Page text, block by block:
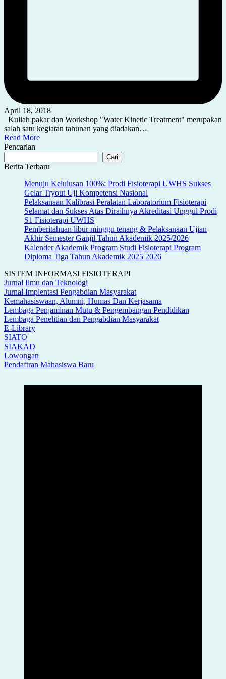
April 18, 2018
Kuliah pakar dan Workshop "Water Kinetic Treatment" merupakan
salah satu kegiatan tahunan yang diadakan…
Read More
Pencarian
Cari
Berita Terbaru
Menuju Kelulusan 100%: Prodi Fisioterapi UWHS Sukses
Gelar Tryout Uji Kompetensi Nasional
Pelaksanaan Kalibrasi Peralatan Laboratorium Fisioterapi
Selamat dan Sukses Atas Diraihnya Akreditasi Unggul Prodi
S1 Fisioterapi UWHS
Pemberitahuan libur minggu tenang & Pelaksanaan Ujian
Akhir Semester Ganjil Tahun Akademik 2025/2026
Kalender Akademik Program Studi Fisioterapi Program
Diploma Tiga Tahun Akademik 2025 2026
SISTEM INFORMASI FISIOTERAPI
Jurnal Ilmu dan Teknologi
Jurnal Implentasi Pengabdian Masyarakat
Kemahasiswaan, Alumni, Humas Dan Kerjasama
Lembaga Penjaminan Mutu & Pengembangan Pendidikan
Lembaga Penelitian dan Pengabdian Masyarakat
E-Library
SIATO
SIAKAD
Lowongan
Pendaftran Mahasiswa Baru